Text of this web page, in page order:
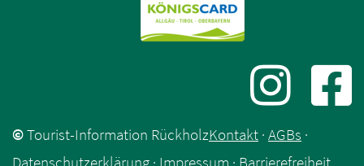
©Tourist-Information RückholzKontakt · AGBs ·
Datenschutzerklärung · Impressum · Barrierefreiheit